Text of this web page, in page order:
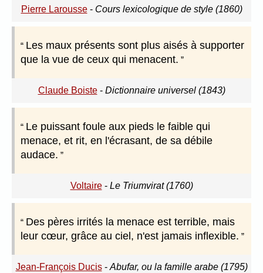
Pierre Larousse- Cours lexicologique de style (1860)
Les maux présents sont plus aisés à supporter
que la vue de ceux qui menacent.
Claude Boiste- Dictionnaire universel (1843)
Le puissant foule aux pieds le faible qui
menace, et rit, en l'écrasant, de sa débile
audace.
Voltaire- Le Triumvirat (1760)
Des pères irrités la menace est terrible, mais
leur cœur, grâce au ciel, n'est jamais inflexible.
Jean-François Ducis- Abufar, ou la famille arabe (1795)